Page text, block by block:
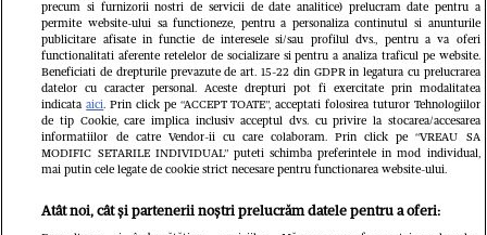
Sebastian Stan a devenit tată pentru
prima dată! Annabelle Wallis a
născut în mare secret: "Simt
responsabilitatea de a fi un tată bun.
precum si furnizorii nostri de servicii de date analitice) prelucram date pentru a
permite website-ului sa functioneze, pentru a personaliza continutul si anunturile
publicitare afisate in functie de interesele si/sau profilul dvs., pentru a va oferi
functionalitati aferente retelelor de socializare si pentru a analiza traficul pe website.
Beneficiati de drepturile prevazute de art. 15-22 din GDPR in legatura cu prelucrarea
datelor cu caracter personal. Aceste drepturi pot fi exercitate prin modalitatea
indicataaici. Prin click pe “ACCEPT TOATE”, acceptati folosirea tuturor Tehnologiilor
de tip Cookie, care implica inclusiv acceptul dvs. cu privire la stocarea/accesarea
informatiilor de catre Vendor-ii cu care colaboram. Prin click pe “VREAU SA
MODIFIC SETARILE INDIVIDUAL” puteti schimba preferintele in mod individual,
mai putin cele legate de cookie strict necesare pentru functionarea website-ului.
Atât noi, cât și partenerii noștri prelucrăm datele pentru a oferi: